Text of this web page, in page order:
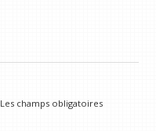
Les champs obligatoires